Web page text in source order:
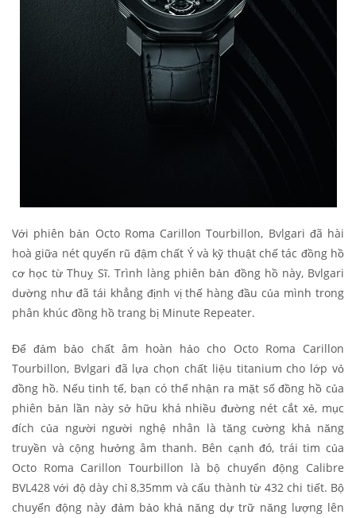
Với phiên bản Octo Roma Carillon Tourbillon, Bvlgari đã hài
hoà giữa nét quyến rũ đậm chất Ý và kỹ thuật chế tác đồng hồ
cơ học từ Thuỵ Sĩ. Trình làng phiên bản đồng hồ này, Bvlgari
dường như đã tái khẳng định vị thế hàng đầu của mình trong
phân khúc đồng hồ trang bị Minute Repeater.
Để đảm bảo chất âm hoàn hảo cho Octo Roma Carillon
Tourbillon, Bvlgari đã lựa chọn chất liệu titanium cho lớp vỏ
đồng hồ. Nếu tinh tế, bạn có thể nhận ra mặt số đồng hồ của
phiên bản lần này sở hữu khá nhiều đường nét cắt xẻ, mục
đích của người người nghệ nhân là tăng cường khả năng
truyền và cộng hưởng âm thanh. Bên cạnh đó, trái tim của
Octo Roma Carillon Tourbillon là bộ chuyển động Calibre
BVL428 với độ dày chỉ 8,35mm và cấu thành từ 432 chi tiết. Bộ
chuyển động này đảm bảo khả năng dự trữ năng lượng lên